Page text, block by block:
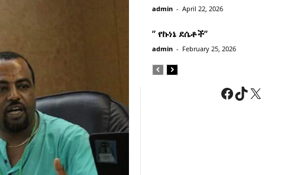
admin - April 22, 2026
” የኩነኔ ደሴቶች’’
admin - February 25, 2026
Facebook
TikTok
X